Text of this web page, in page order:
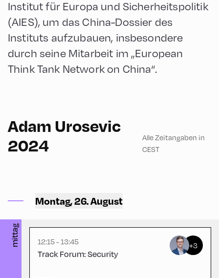
Institut für Europa und Sicherheitspolitik
(AIES), um das China-Dossier des
Instituts aufzubauen, insbesondere
durch seine Mitarbeit im „European
Think Tank Network on China“.
Adam Urosevic
2024
Alle Zeitangaben in
CEST
Montag, 26. August
mittag
Gasthof Berghof
12:15 - 13:45
Track Forum: Security
+3